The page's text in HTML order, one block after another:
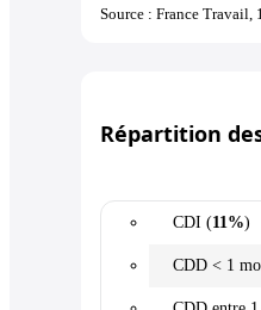
Source : France Travail,
Répartition
CDI (11%)
CDD < 1